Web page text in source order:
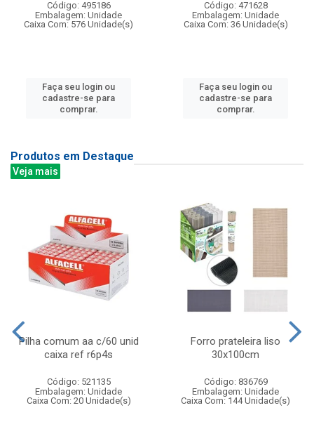
Código: 495186
Embalagem: Unidade
Caixa Com: 576 Unidade(s)
Faça seu login ou
cadastre-se para
comprar.
Código: 471628
Embalagem: Unidade
Caixa Com: 36 Unidade(s)
Faça seu login ou
cadastre-se para
comprar.
Produtos em Destaque
Veja mais
Pilha comum aa c/60 unid
caixa ref r6p4s
Código: 521135
Embalagem: Unidade
Caixa Com: 20 Unidade(s)
Forro prateleira liso
30x100cm
Código: 836769
Embalagem: Unidade
Caixa Com: 144 Unidade(s)